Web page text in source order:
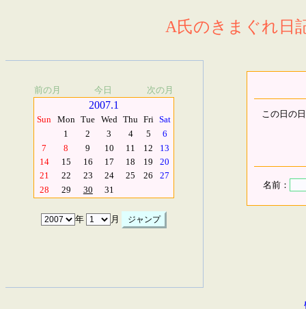
A氏のきまぐれ日
前の月 今日 次の月
2007.1
Sun Mon Tue Wed Thu Fri Sat
1
2 3 4 5
6
7
8 9 10 11 12
13
14
15 16 17 18 19
20
21
22 23 24 25 26
27
28
29 30 31
年 月
この日の
名前：